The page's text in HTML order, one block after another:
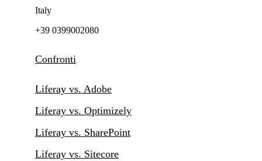
Italy
+39 0399002080
Confronti
Liferay vs. Adobe
Liferay vs. Optimizely
Liferay vs. SharePoint
Liferay vs. Sitecore